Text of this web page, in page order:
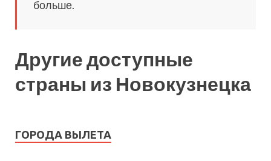
больше.
Другие доступные
страны из Новокузнецка
ГОРОДА ВЫЛЕТА